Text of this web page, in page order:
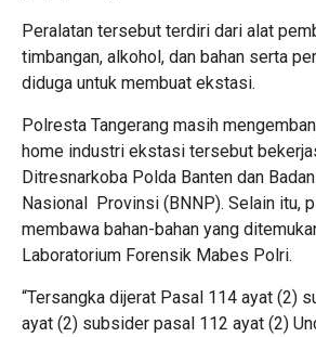
Peralatan tersebut terdiri dari alat
timbangan, alkohol, dan bahan serta
diduga untuk membuat ekstasi.
Polresta Tangerang masih
home industri ekstasi tersebut
Ditresnarkoba Polda Banten dan
Nasional Provinsi (BNNP). Selain itu,
membawa bahan-bahan yang
Laboratorium Forensik Mabes Polri.
“Tersangka dijerat Pasal 114 ayat (2)
ayat (2) subsider pasal 112 ayat (2)